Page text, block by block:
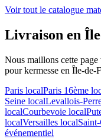
Voir tout le catalogue
Livraison en
Nous maillons cette page
pourkermesse en Île-de-
Paris localParis 16ème
Seine localLevallois-
localCourbevoie local
localVersailles local
événementiel